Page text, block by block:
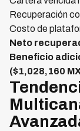
Recuperación
Costo de
Neto
Beneficio
($1,028,160